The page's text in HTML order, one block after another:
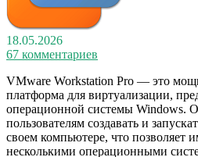
18.05.2026
67 комментариев
VMware Workstation Pro — это
платформа для виртуализации,
операционной системы Windows.
пользователям создавать и
своем компьютере, что позволяет
несколькими операционными